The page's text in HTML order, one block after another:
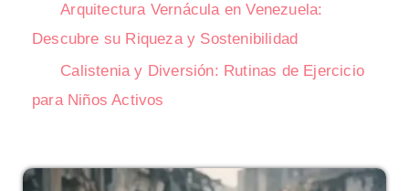
Arquitectura Vernácula en Venezuela:
Descubre su Riqueza y Sostenibilidad
Calistenia y Diversión: Rutinas de Ejercicio
para Niños Activos